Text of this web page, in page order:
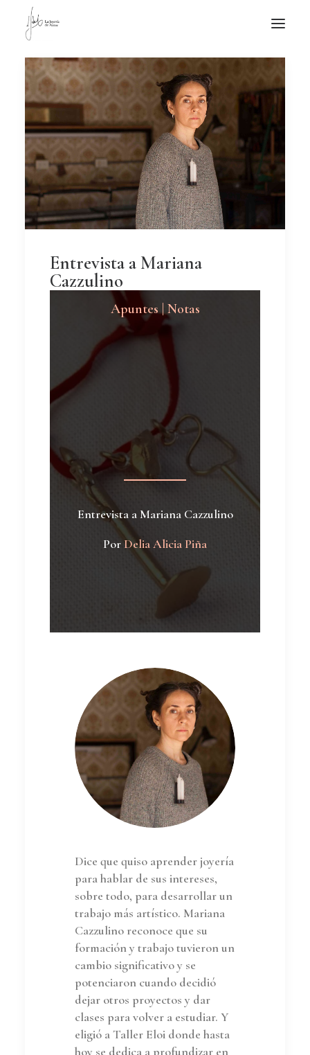
NOTICIAS DE JOYERÍA CONTEMPORÁNEA
NOVEDADES
DE VISITA
APUNTES
QUIÉN SOY
Entrevista a Mariana
Cazzulino
Apuntes | Notas
Entrevista a Mariana Cazzulino
PorDelia Alicia Piña
Dice que quiso aprender joyería
para hablar de sus intereses,
sobre todo, para desarrollar un
trabajo más artístico. Mariana
Cazzulino reconoce que su
formación y trabajo tuvieron un
cambio significativo y se
potenciaron cuando decidió
dejar otros proyectos y dar
clases para volver a estudiar. Y
eligió a Taller Eloi donde hasta
hoy se dedica a profundizar en